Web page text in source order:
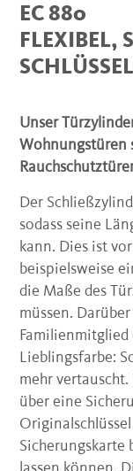
EC 880
FLEXIBEL,
Unser
Wohnungstüren
Der
sodass seine
kann. Dies ist
beispielsweise
die Maße des
müssen.
Familienmitglied
Lieblingsfarbe:
mehr
über eine
Sicherungskarte